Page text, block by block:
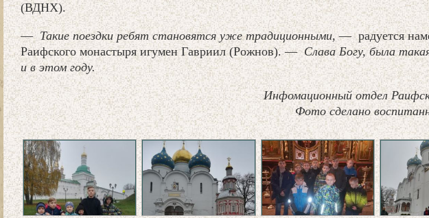
(ВДНХ).
—Такие поездки ребят становятся уже традиционными,— радуется
Раифского монастыря игумен Гавриил (Рожнов). —Слава Богу, была
и в этом году.
Инфомационный отдел
Фото сделано